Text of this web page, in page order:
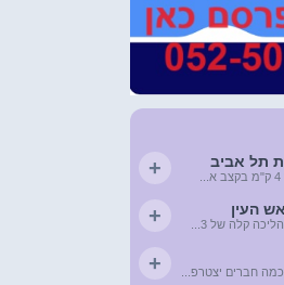
תל אביב
+
העין
קלה של 3... +
חברים יצטרפ... +